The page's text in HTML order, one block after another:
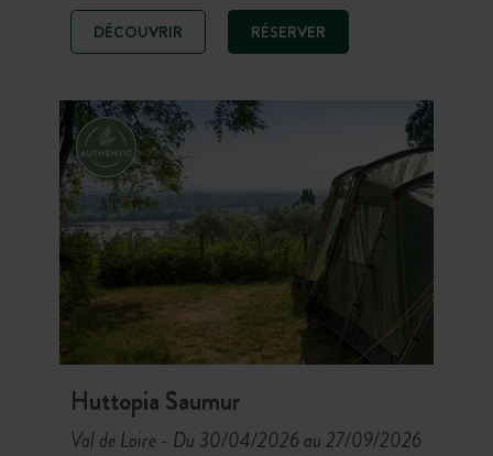
d’un centre de vie lumineux offrant
une vue panoramique sur la vallée,
créant ainsi l’atmosphère parfaite
un environnement bucolique en bord
de rivière.
DÉCOUVRIR RÉSERVER
Huttopia Saumur
Val de Loire - Du 30/04/2026 au 27/09/2026